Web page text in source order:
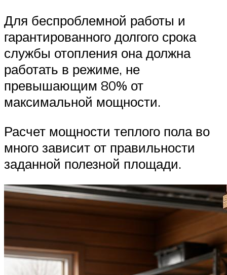
Для беспроблемной работы и
гарантированного долгого срока
службы отопления она должна
работать в режиме, не
превышающим 80% от
максимальной мощности.
Расчет мощности теплого пола во
много зависит от правильности
заданной полезной площади.